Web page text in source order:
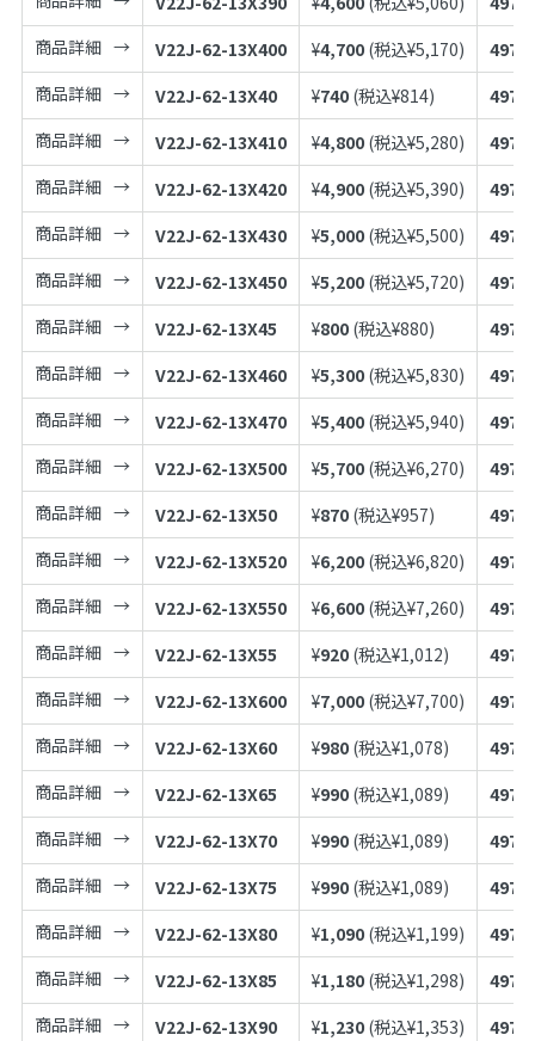
商品詳細
V22J-62-13X400 ¥4,700 (税込¥5,170)
商品詳細
V22J-62-13X40 ¥740 (税込¥814)
商品詳細
V22J-62-13X410 ¥4,800 (税込¥5,280)
商品詳細
V22J-62-13X420 ¥4,900 (税込¥5,390)
商品詳細
V22J-62-13X430 ¥5,000 (税込¥5,500)
商品詳細
V22J-62-13X450 ¥5,200 (税込¥5,720)
商品詳細
V22J-62-13X45 ¥800 (税込¥880)
商品詳細
V22J-62-13X460 ¥5,300 (税込¥5,830)
商品詳細
V22J-62-13X470 ¥5,400 (税込¥5,940)
商品詳細
V22J-62-13X500 ¥5,700 (税込¥6,270)
商品詳細
V22J-62-13X50 ¥870 (税込¥957)
商品詳細
V22J-62-13X520 ¥6,200 (税込¥6,820)
商品詳細
V22J-62-13X550 ¥6,600 (税込¥7,260)
商品詳細
V22J-62-13X55 ¥920 (税込¥1,012)
商品詳細
V22J-62-13X600 ¥7,000 (税込¥7,700)
商品詳細
V22J-62-13X60 ¥980 (税込¥1,078)
商品詳細
V22J-62-13X65 ¥990 (税込¥1,089)
商品詳細
V22J-62-13X70 ¥990 (税込¥1,089)
商品詳細
V22J-62-13X75 ¥990 (税込¥1,089)
商品詳細
V22J-62-13X80 ¥1,090 (税込¥1,199)
商品詳細
V22J-62-13X85 ¥1,180 (税込¥1,298)
商品詳細
V22J-62-13X90 ¥1,230 (税込¥1,353)